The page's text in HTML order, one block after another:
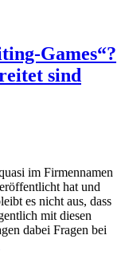
Games“?
sind
im Firmennamen
hat und
es nicht aus, dass
mit diesen
dabei Fragen bei